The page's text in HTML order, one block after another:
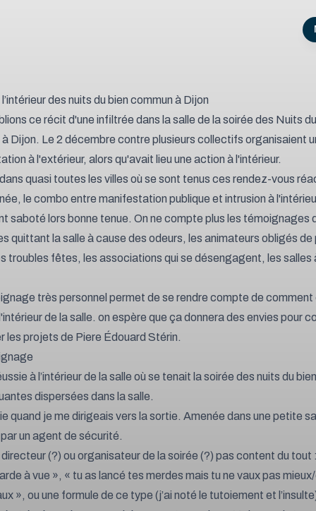
des nuits du bien commun à Dijon
ce récit d'une infiltrée dans la salle de la soirée des Nuits
Dijon. Le 2 décembre contre plusieurs collectifs organisaient
à l'extérieur, alors qu'avait lieu une action à l'intérieur.
quasi toutes les villes où se sont tenus ces rendez-vous
le combo entre manifestation publique et intrusion à
saboté lors bonne tenue. On ne compte plus les témoignages
quittant la salle à cause des odeurs, les animateurs obligés de
troubles fêtes, les associations qui se désengagent, les salles
très personnel permet de se rendre compte de comment
de la salle. on espère que ça donnera des envies pour
les projets de Piere Édouard Stérin.
à l’intérieur de la salle où se tenait la soirée des nuits du
dispersées dans la salle.
quand je me dirigeais vers la sortie. Amenée dans une petite
un agent de sécurité.
(?) ou organisateur de la soirée (?) pas content du tout
à vue », « tu as lancé tes merdes mais tu ne vaux pas
», ou une formule de ce type (j’ai noté le tutoiement et